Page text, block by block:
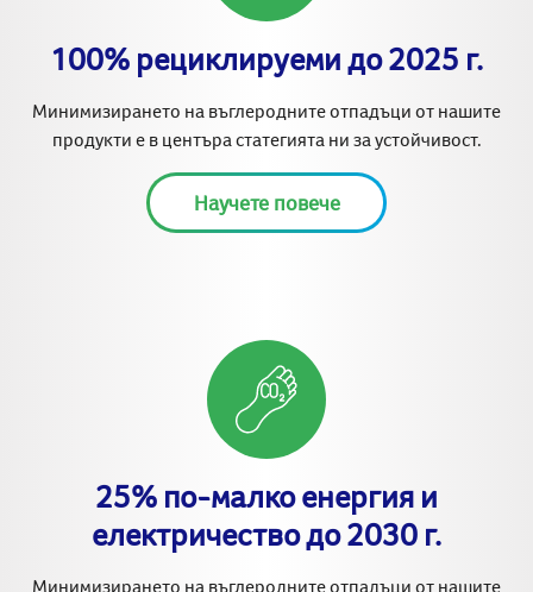
100% рециклируеми до 2025 г.
Минимизирането на въглеродните отпадъци от нашите
продукти е в центъра статегията ни за устойчивост.
Научете повече
25% по-малко енергия и
електричество до 2030 г.
Минимизирането на въглеродните отпадъци от нашите